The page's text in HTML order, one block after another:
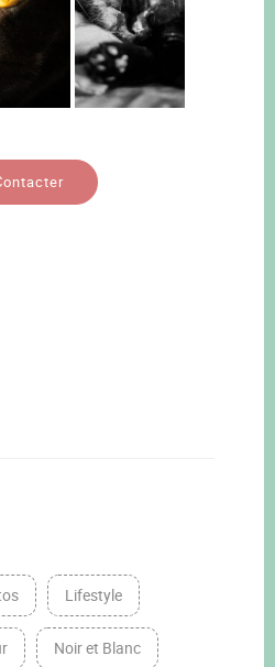
Lifestyle
Noir et Blanc